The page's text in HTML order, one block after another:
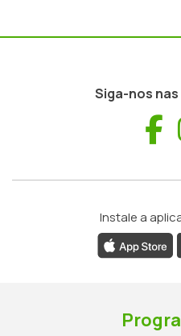
Siga-nos
Instale a